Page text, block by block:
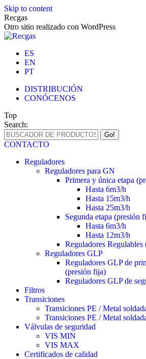
Skip to content
Recgas
Otro sitio realizado con WordPress
ES
EN
PT
DISTRIBUCIÓN
CONÓCENOS
Top
Search:
CONTACTO
Reguladores
Reguladores para GN
Primera y única etapa
Hasta 6m3/h
Hasta 15m3/h
Hasta 25m3/h
Segunda etapa (presión
Hasta 6m3/h
Hasta 12m3/h
Reguladores Regulables
Reguladores GLP
Reguladores GLP de
(presión fija)
Reguladores GLP de
Filtros
Transiciones
Transiciones PE / Metal
Transiciones PE / Metal
Válvulas de seguridad
VIS MIN
VIS MAX
Certificados de calidad